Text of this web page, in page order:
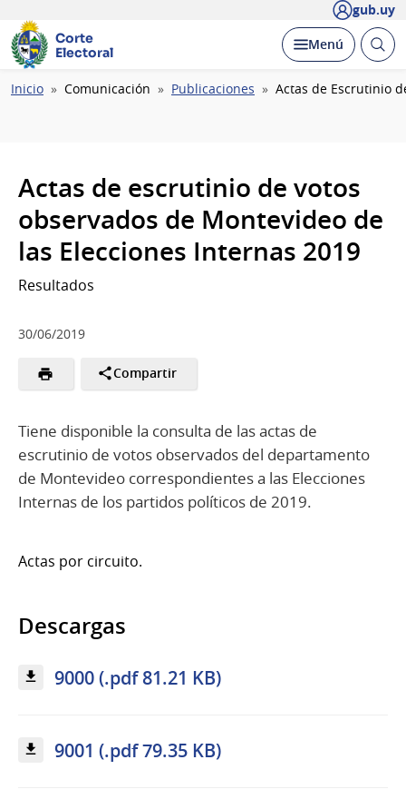
gub.uy
Corte
Electoral
Desplegar
Menú Abrir
Ruta
Inicio Comunicación Publicaciones Actas de Escrutinio
Actas de escrutinio de votos
observados de Montevideo de
las Elecciones Internas 2019
Resultados
30/06/2019
Compartir
Tiene disponible la consulta de las actas de
escrutinio de votos observados del departamento
de Montevideo correspondientes a las Elecciones
Internas de los partidos políticos de 2019.
Actas por circuito.
Descargas
9000 (.pdf 81.21 KB)
9001 (.pdf 79.35 KB)